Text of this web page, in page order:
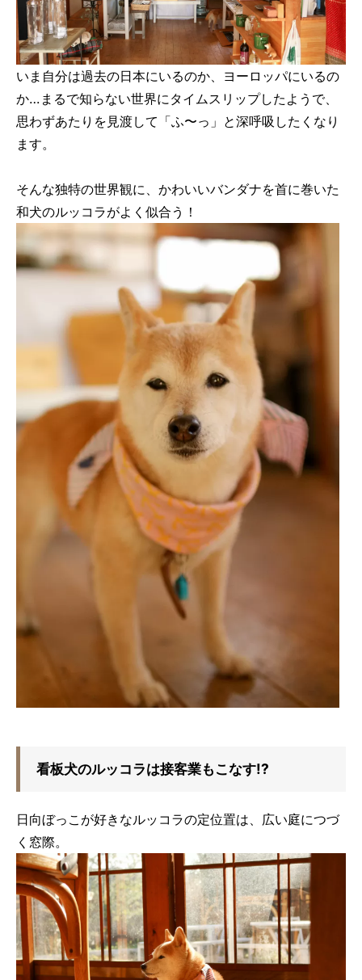
いま自分は過去の日本にいるのか、ヨーロッパにいるの
か…まるで知らない世界にタイムスリップしたようで、
思わずあたりを見渡して「ふ〜っ」と深呼吸したくなり
ます。
そんな独特の世界観に、かわいいバンダナを首に巻いた
和犬のルッコラがよく似合う！
看板犬のルッコラは接客業もこなす!?
日向ぼっこが好きなルッコラの定位置は、広い庭につづ
く窓際。